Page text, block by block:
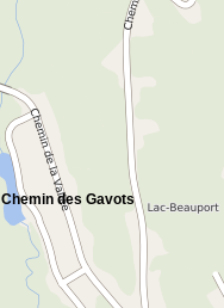
Chemin des Gavots